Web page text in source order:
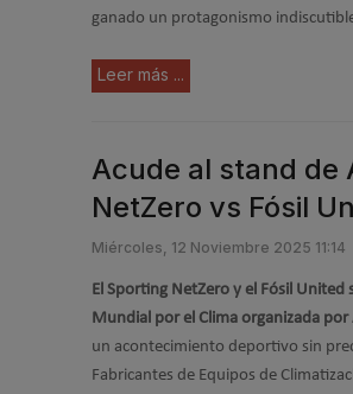
ganado un protagonismo
Leer más ...
Acude al stand de
NetZero vs Fósil
Miércoles, 12 Noviembre 2025 11:14
El Sporting NetZero y el Fósil United
Mundial por el Clima organizada por
un acontecimiento deportivo sin
Fabricantes de Equipos de